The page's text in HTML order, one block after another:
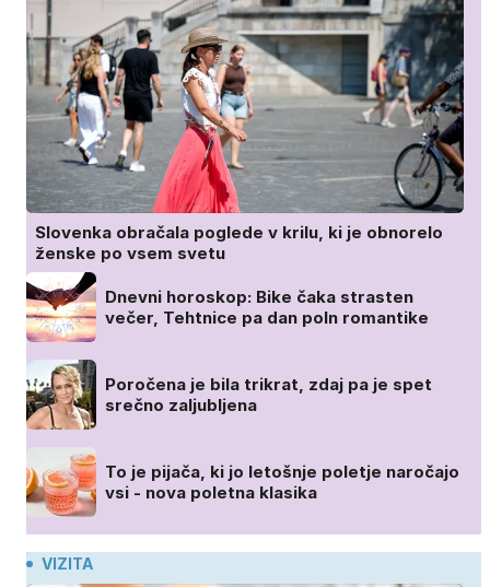
Slovenka obračala poglede v krilu, ki je obnorelo
ženske po vsem svetu
Dnevni horoskop: Bike čaka strasten
večer, Tehtnice pa dan poln romantike
Poročena je bila trikrat, zdaj pa je spet
srečno zaljubljena
To je pijača, ki jo letošnje poletje naročajo
vsi - nova poletna klasika
VIZITA